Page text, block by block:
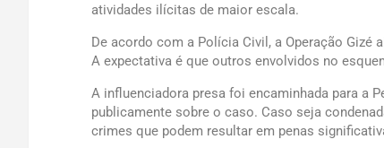
atividades ilícitas de maior escala.
De acordo com a Polícia Civil, a Operação
A expectativa é que outros envolvidos no
A influenciadora presa foi encaminhada para a
publicamente sobre o caso. Caso seja
crimes que podem resultar em penas